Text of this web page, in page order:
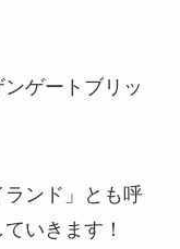
ンゲートブリッ
ンド」とも呼
いきます！